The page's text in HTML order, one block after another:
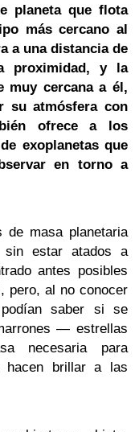
planeta que flota
más cercano al
a una distancia de
proximidad, y la
muy cercana a él,
su atmósfera con
ofrece a los
exoplanetas que
en torno a
masa planetaria
sin estar atados a
antes posibles
pero, al no conocer
saber si se
— estrellas
necesaria para
hacen brillar a las